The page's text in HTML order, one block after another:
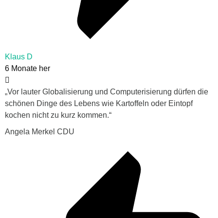
Klaus D
6 Monate her
„Vor lauter Globalisierung und Computerisierung dürfen die
schönen Dinge des Lebens wie Kartoffeln oder Eintopf
kochen nicht zu kurz kommen.“
Angela Merkel CDU